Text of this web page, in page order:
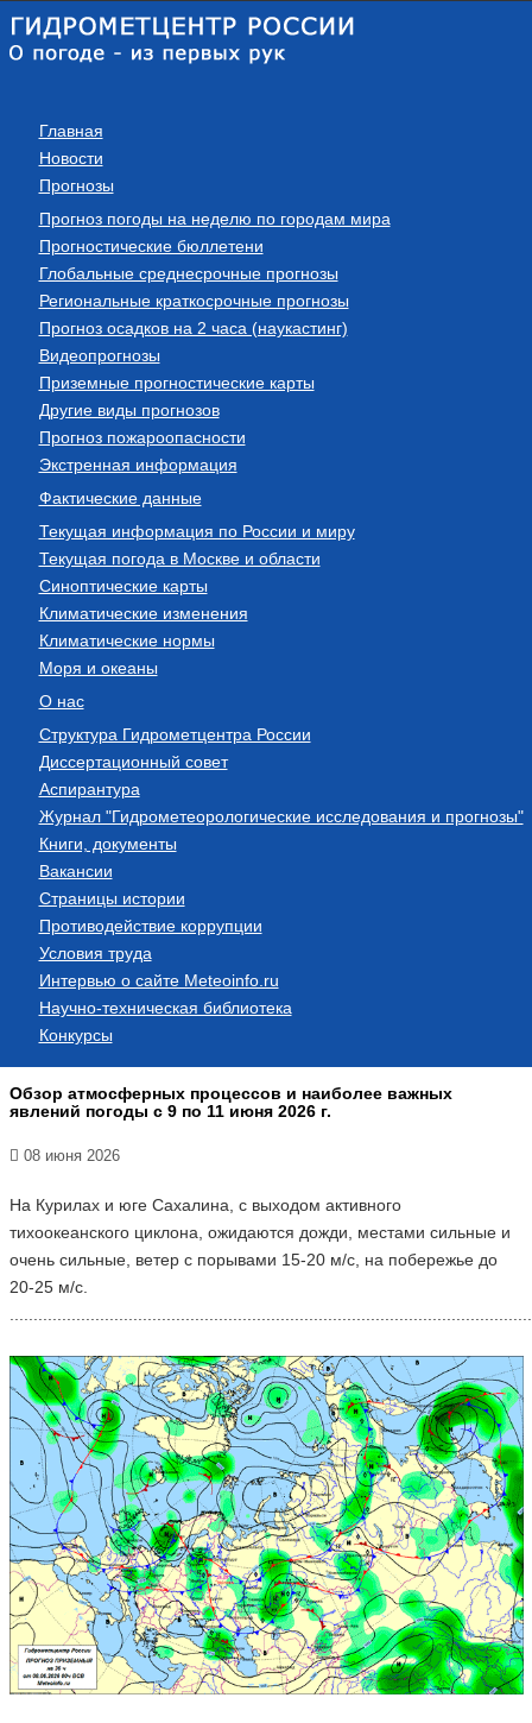
Главная
Новости
Прогнозы
Прогноз погоды на неделю по городам мира
Прогностические бюллетени
Глобальные среднесрочные прогнозы
Региональные краткосрочные прогнозы
Прогноз осадков на 2 часа (наукастинг)
Видеопрогнозы
Приземные прогностические карты
Другие виды прогнозов
Прогноз пожароопасности
Экстренная информация
Фактические данные
Текущая информация по России и миру
Текущая погода в Москве и области
Синоптические карты
Климатические изменения
Климатические нормы
Моря и океаны
О нас
Структура Гидрометцентра России
Диссертационный совет
Аспирантура
Журнал "Гидрометеорологические исследования и прогнозы"
Книги, документы
Вакансии
Страницы истории
Противодействие коррупции
Условия труда
Интервью о сайте Meteoinfo.ru
Научно-техническая библиотека
Конкурсы
Обзор атмосферных процессов и наиболее важных
явлений погоды с 9 по 11 июня 2026 г.
08 июня 2026
На Курилах и юге Сахалина, с выходом активного
тихоокеанского циклона, ожидаются дожди, местами сильные и
очень сильные, ветер с порывами 15-20 м/с, на побережье до
20-25 м/с.